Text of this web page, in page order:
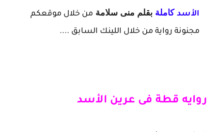
الأسد كاملة بقلم منى سلامة من خلال موقعكم
مجنونة رواية من خلال اللينك السابق ....
روايه قطة فى عرين الأسد